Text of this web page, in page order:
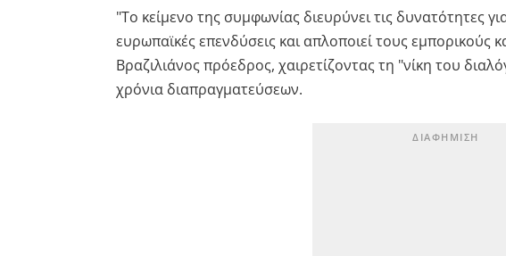
"Το κείμενο της συμφωνίας διευρύνει τις δυνατότητες
ευρωπαϊκές επενδύσεις και απλοποιεί τους εμπορικούς
Βραζιλιάνος πρόεδρος, χαιρετίζοντας τη "νίκη του
χρόνια διαπραγματεύσεων.